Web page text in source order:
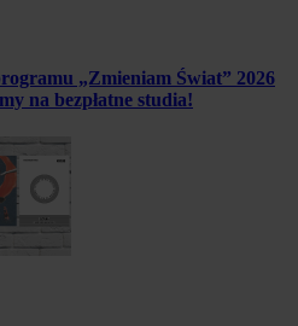
„Zmieniam Świat” 2026
na bezpłatne studia!